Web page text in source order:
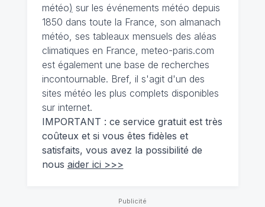
météo) sur les événements météo depuis
1850 dans toute la France, son almanach
météo, ses tableaux mensuels des aléas
climatiques en France, meteo-paris.com
est également une base de recherches
incontournable. Bref, il s'agit d'un des
sites météo les plus complets disponibles
sur internet.
IMPORTANT : ce service gratuit est très
coûteux et si vous êtes fidèles et
satisfaits, vous avez la possibilité de
nous aider ici >>>